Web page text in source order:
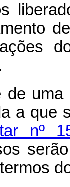
.
a que
nº